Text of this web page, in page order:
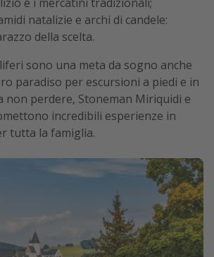
natalizie e archi di candele:
della scelta.
sono una meta da sogno anche
paradiso per escursioni a piedi e in
non perdere, Stoneman Miriquidi e
incredibili esperienze in
tutta la famiglia.